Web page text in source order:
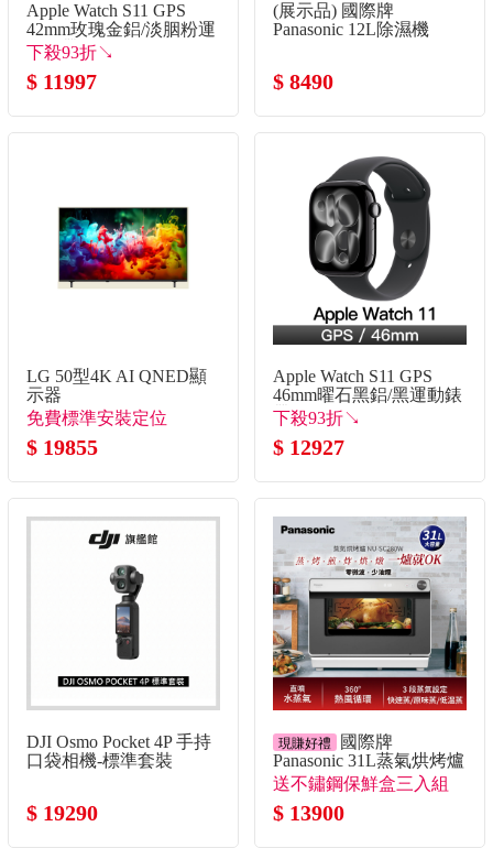
Apple Watch S11 GPS
42mm玫瑰金鋁/淡胭粉運
動錶帶-SM
下殺93折↘
$ 11997
(展示品) 國際牌
Panasonic 12L除濕機
$ 8490
LG 50型4K AI QNED顯
示器
免費標準安裝定位
$ 19855
Apple Watch S11 GPS
46mm曜石黑鋁/黑運動錶
帶-M/L
下殺93折↘
$ 12927
DJI Osmo Pocket 4P 手持
口袋相機-標準套裝
$ 19290
現賺好禮
國際牌
Panasonic 31L蒸氣烘烤爐
送不鏽鋼保鮮盒三入組
$ 13900